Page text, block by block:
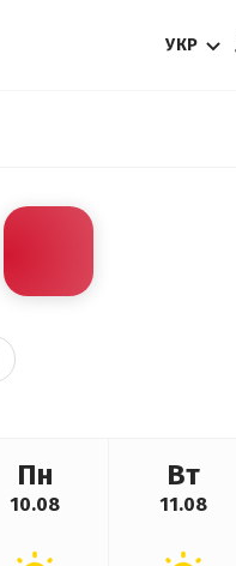
УКР
Пн
10.08
Вт
11.08